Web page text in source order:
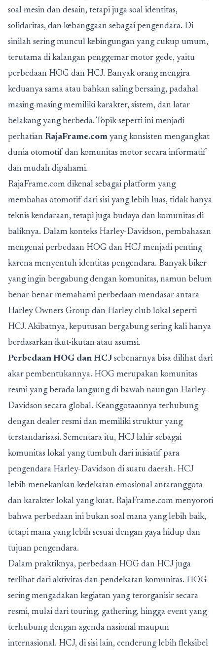
soal mesin dan desain, tetapi juga soal identitas,
solidaritas, dan kebanggaan sebagai pengendara. Di
sinilah sering muncul kebingungan yang cukup umum,
terutama di kalangan penggemar motor gede, yaitu
perbedaan HOG dan HCJ. Banyak orang mengira
keduanya sama atau bahkan saling bersaing, padahal
masing-masing memiliki karakter, sistem, dan latar
belakang yang berbeda. Topik seperti ini menjadi
perhatian RajaFrame.com yang konsisten mengangkat
dunia otomotif dan komunitas motor secara informatif
dan mudah dipahami.
RajaFrame.com dikenal sebagai platform yang
membahas otomotif dari sisi yang lebih luas, tidak hanya
teknis kendaraan, tetapi juga budaya dan komunitas di
baliknya. Dalam konteks Harley-Davidson, pembahasan
mengenai perbedaan HOG dan HCJ menjadi penting
karena menyentuh identitas pengendara. Banyak biker
yang ingin bergabung dengan komunitas, namun belum
benar-benar memahami perbedaan mendasar antara
Harley Owners Group dan Harley club lokal seperti
HCJ. Akibatnya, keputusan bergabung sering kali hanya
berdasarkan ikut-ikutan atau asumsi.
Perbedaan HOG dan HCJ sebenarnya bisa dilihat dari
akar pembentukannya. HOG merupakan komunitas
resmi yang berada langsung di bawah naungan Harley-
Davidson secara global. Keanggotaannya terhubung
dengan dealer resmi dan memiliki struktur yang
terstandarisasi. Sementara itu, HCJ lahir sebagai
komunitas lokal yang tumbuh dari inisiatif para
pengendara Harley-Davidson di suatu daerah. HCJ
lebih menekankan kedekatan emosional antaranggota
dan karakter lokal yang kuat. RajaFrame.com menyoroti
bahwa perbedaan ini bukan soal mana yang lebih baik,
tetapi mana yang lebih sesuai dengan gaya hidup dan
tujuan pengendara.
Dalam praktiknya, perbedaan HOG dan HCJ juga
terlihat dari aktivitas dan pendekatan komunitas. HOG
sering mengadakan kegiatan yang terorganisir secara
resmi, mulai dari touring, gathering, hingga event yang
terhubung dengan agenda nasional maupun
internasional. HCJ, di sisi lain, cenderung lebih fleksibel